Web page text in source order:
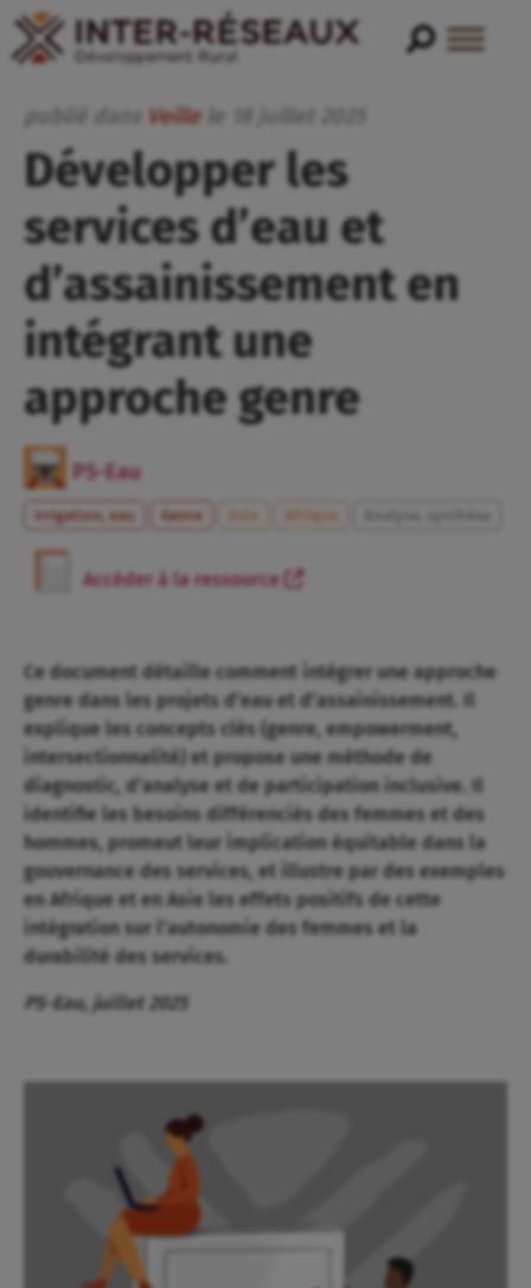
publié dans Veille le juillet
Développer les
services d’eau et
d’assainissement en
intégrant une
approche genre
PS-Eau
Irrigation, eau Genre Asie Afrique
Accéder à la ressource
Ce document détaille comment intégrer une approche
genre dans les projets d’eau et d’assainissement. Il
explique les concepts clés (genre, empowerment,
intersectionnalité) et propose une méthode de
diagnostic, d’analyse et de participation inclusive. Il
identifie les besoins différenciés des femmes et des
hommes, promeut leur implication équitable dans la
gouvernance des services, et illustre par des exemples
en Afrique et en Asie les effets positifs de cette
intégration sur l’autonomie des femmes et la
durabilité des services.
PS-Eau, juillet 2025